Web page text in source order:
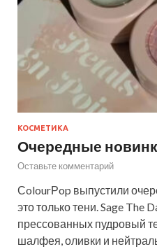
КОСМЕТИКА
Очередные
Оставьте комментарий
СolourРop выпустили
это только тени. Sage The
прессованных пудровый
шалфея, оливки и